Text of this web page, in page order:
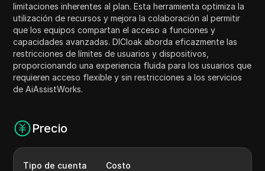
limitaciones inherentes al plan. Esta herramienta optimiza la
utilización de recursos y mejora la colaboración al permitir
que los equipos compartan el acceso a funciones y
capacidades avanzadas. DICloak aborda eficazmente las
restricciones de límites de usuarios y dispositivos,
proporcionando una experiencia fluida para los usuarios que
requieren acceso flexible y sin restricciones a los servicios
de AiAssistWorks.
Precio
Tipo de cuenta Costo